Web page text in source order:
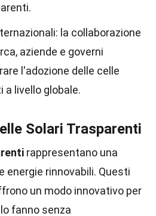
la collaborazione
aziende e governi
l'adozione delle celle
a livello globale.
Solari Trasparenti
rappresentano una
energie rinnovabili. Questi
un modo innovativo per
fanno senza